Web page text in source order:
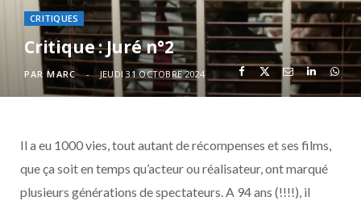
o
o
t
t
r
g
r
m
e
r
d
C
l
u
d
CRITIQUES
Critique : Juré n°2
PAR MARC JEUDI 31 OCTOBRE 2024
Il a eu 1000 vies, tout autant de récompenses et ses films,
que ça soit en temps qu’acteur ou réalisateur, ont marqué
plusieurs générations de spectateurs. A 94 ans (!!!!), il